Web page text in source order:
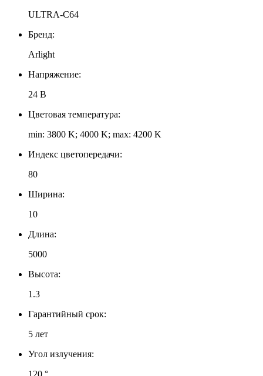
ULTRA-C64
Бренд:
Arlight
Напряжение:
24 В
Цветовая температура:
min: 3800 K; 4000 K; max: 4200 K
Индекс цветопередачи:
80
Ширина:
10
Длина:
5000
Высота:
1.3
Гарантийный срок:
5 лет
Угол излучения:
120 °